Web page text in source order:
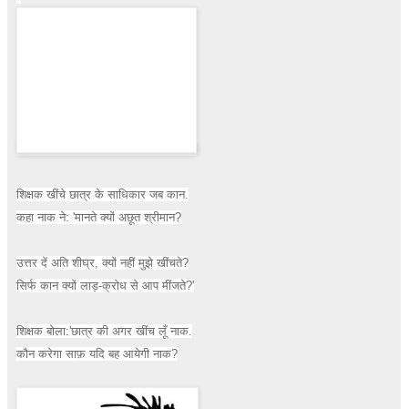
शिक्षक खींचे छात्र के साधिकार जब कान.
कहा नाक ने: 'मानते क्यों अछूत श्रीमान?
उत्तर दें अति शीघ्र, क्यों नहीं मुझे खींचते?
सिर्फ कान क्यों लाड़-क्रोध से आप मींजते?'
शिक्षक बोला:'छात्र की अगर खींच लूँ नाक.
कौन करेगा साफ़ यदि बह आयेगी नाक?